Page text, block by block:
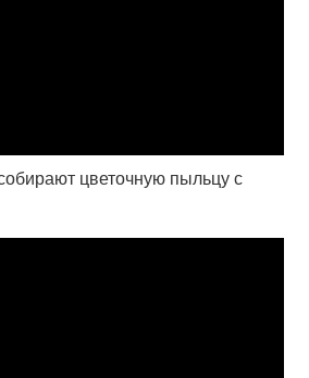
цветочную пыльцу с